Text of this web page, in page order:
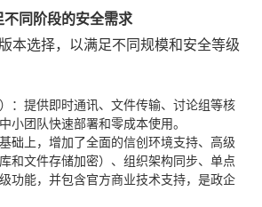
同阶段的安全需求
本选择，以满足不同规模和安全等级
：提供即时通讯、文件传输、讨论组等核
小团队快速部署和零成本使用。
础上，增加了全面的信创环境支持、高级
和文件存储加密）、组织架构同步、单点
功能，并包含官方商业技术支持，是政企